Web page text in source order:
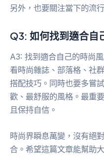
另外，也要關注當下的流
Q3: 如何找到適合自
A3: 找到適合自己的時尚
看時尚雜誌、部落格、社
搭配技巧。同時也要多嘗
歡、最舒服的風格。最重
且保持自信。
時尚界瞬息萬變，沒有絕
合。希望這篇文章能幫助